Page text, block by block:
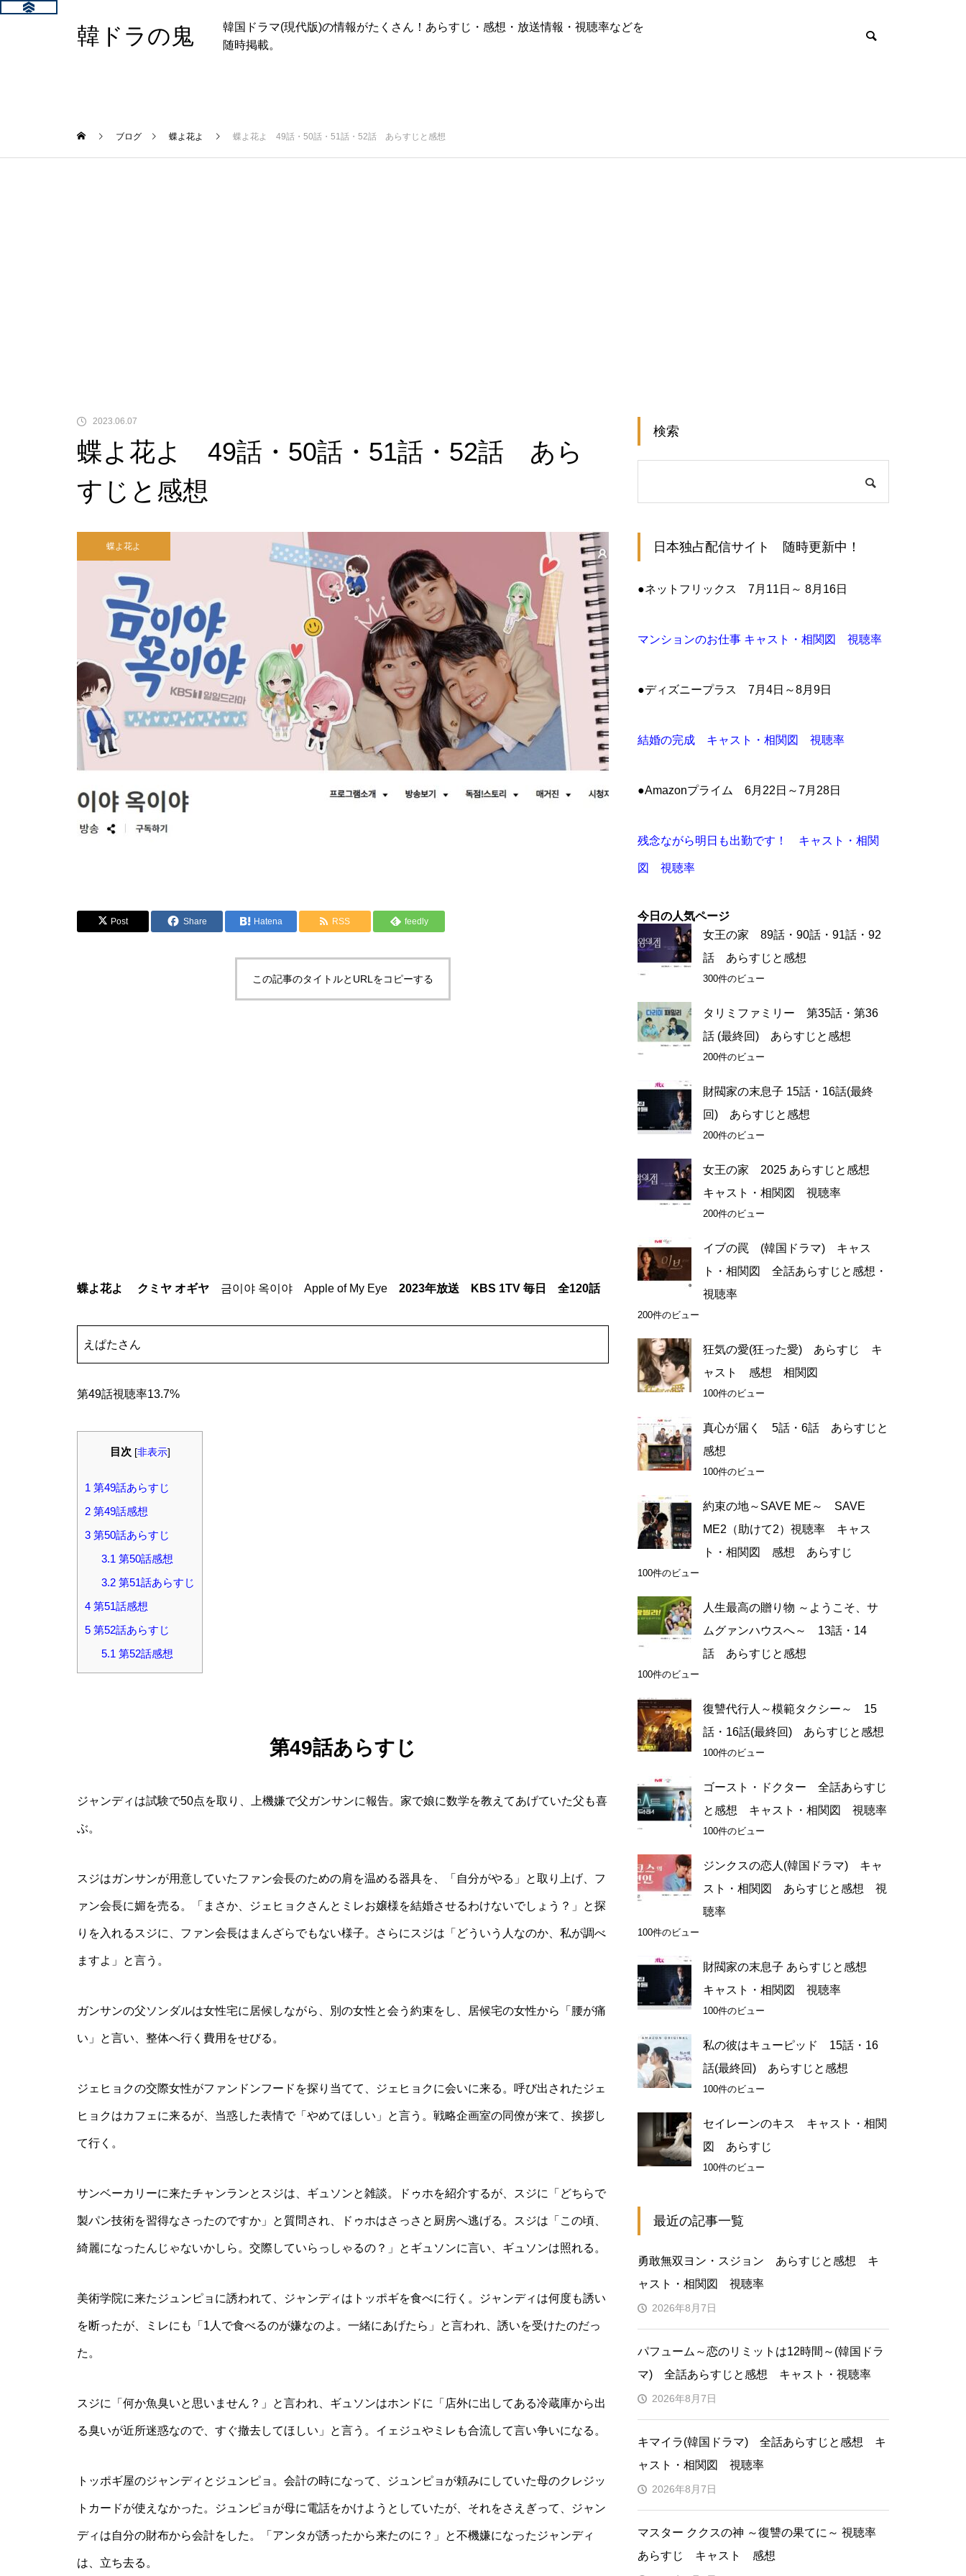
韓ドラの鬼
韓国ドラマ(現代版)の情報がたくさん！あらすじ・感想・放送情報・視聴率などを
随時掲載。
ブログ 蝶よ花よ 蝶よ花よ 49話・50話・51話・52話 あらすじと感想
2023.06.07
蝶よ花よ 49話・50話・51話・52話 あら
すじと感想
蝶よ花よ
Post Share Hatena RSS feedly
この記事のタイトルとURLをコピーする
蝶よ花よ クミヤ オギヤ 금이야 옥이야 Apple of My Eye 2023年放送 KBS 1TV 毎日 全120話
えぱたさん
第49話視聴率13.7%
目次 [非表示]
1 第49話あらすじ
2 第49話感想
3 第50話あらすじ
3.1 第50話感想
3.2第51話あらすじ
4 第51話感想
5 第52話あらすじ
5.1 第52話感想
第49話あらすじ
ジャンディは試験で50点を取り、上機嫌で父ガンサンに報告。家で娘に数学を教えてあげていた父も喜
ぶ。
スジはガンサンが用意していたファン会長のための肩を温める器具を、「自分がやる」と取り上げ、フ
ァン会長に媚を売る。「まさか、ジェヒョクさんとミレお嬢様を結婚させるわけないでしょう？」と探
りを入れるスジに、ファン会長はまんざらでもない様子。さらにスジは「どういう人なのか、私が調べ
ますよ」と言う。
ガンサンの父ソンダルは女性宅に居候しながら、別の女性と会う約束をし、居候宅の女性から「腰が痛
い」と言い、整体へ行く費用をせびる。
ジェヒョクの交際女性がファンドンフードを探り当てて、ジェヒョクに会いに来る。呼び出されたジェ
ヒョクはカフェに来るが、当惑した表情で「やめてほしい」と言う。戦略企画室の同僚が来て、挨拶し
て行く。
サンベーカリーに来たチャンランとスジは、ギュソンと雑談。ドゥホを紹介するが、スジに「どちらで
製パン技術を習得なさったのですか」と質問され、ドゥホはさっさと厨房へ逃げる。スジは「この頃、
綺麗になったんじゃないかしら。交際していらっしゃるの？」とギュソンに言い、ギュソンは照れる。
美術学院に来たジュンピョに誘われて、ジャンディはトッポギを食べに行く。ジャンディは何度も誘い
を断ったが、ミレにも「1人で食べるのが嫌なのよ。一緒にあげたら」と言われ、誘いを受けたのだっ
た。
スジに「何か魚臭いと思いません？」と言われ、ギュソンはホンドに「店外に出してある冷蔵庫から出
る臭いが近所迷惑なので、すぐ撤去してほしい」と言う。イェジュやミレも合流して言い争いになる。
トッポギ屋のジャンディとジュンピョ。会計の時になって、ジュンピョが頼みにしていた母のクレジッ
トカードが使えなかった。ジュンピョが母に電話をかけようとしていたが、それをさえぎって、ジャン
ディは自分の財布から会計をした。「アンタが誘ったから来たのに？」と不機嫌になったジャンディ
は、立ち去る。
検索
日本独占配信サイト 随時更新中！
●ネットフリックス 7月11日～ 8月16日
マンションのお仕事 キャスト・相関図 視聴率
●ディズニープラス 7月4日～8月9日
結婚の完成 キャスト・相関図 視聴率
●Amazonプライム 6月22日～7月28日
残念ながら明日も出勤です！ キャスト・相関
図 視聴率
今日の人気ページ
女王の家 89話・90話・91話・92
話 あらすじと感想
300件のビュー
タリミファミリー 第35話・第36
話 (最終回) あらすじと感想
200件のビュー
財閥家の末息子 15話・16話(最終
回) あらすじと感想
200件のビュー
女王の家 2025 あらすじと感想
キャスト・相関図 視聴率
200件のビュー
イブの罠 (韓国ドラマ) キャス
ト・相関図 全話あらすじと感想・
視聴率
200件のビュー
狂気の愛(狂った愛) あらすじ キ
ャスト 感想 相関図
100件のビュー
真心が届く 5話・6話 あらすじと
感想
100件のビュー
約束の地～SAVE ME～ SAVE
ME2（助けて2）視聴率 キャス
ト・相関図 感想 あらすじ
100件のビュー
人生最高の贈り物 ～ようこそ、サ
ムグァンハウスへ～ 13話・14
話 あらすじと感想
100件のビュー
復讐代行人～模範タクシー～ 15
話・16話(最終回) あらすじと感想
100件のビュー
ゴースト・ドクター 全話あらすじ
と感想 キャスト・相関図 視聴率
100件のビュー
ジンクスの恋人(韓国ドラマ) キャ
スト・相関図 あらすじと感想 視
聴率
100件のビュー
財閥家の末息子 あらすじと感想
キャスト・相関図 視聴率
100件のビュー
私の彼はキューピッド 15話・16
話(最終回) あらすじと感想
100件のビュー
セイレーンのキス キャスト・相関
図 あらすじ
100件のビュー
最近の記事一覧
勇敢無双ヨン・スジョン あらすじと感想 キ
ャスト・相関図 視聴率
2026年8月7日
パフューム～恋のリミットは12時間～(韓国ドラ
マ) 全話あらすじと感想 キャスト・視聴率
2026年8月7日
キマイラ(韓国ドラマ) 全話あらすじと感想 キ
ャスト・相関図 視聴率
2026年8月7日
マスター ククスの神 ～復讐の果てに～ 視聴率
あらすじ キャスト 感想